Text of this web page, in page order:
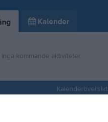
Kalender
Inga kommande aktiviteter
Kalenderöversikt